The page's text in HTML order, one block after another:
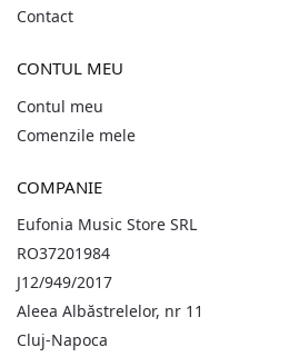
Contact
CONTUL MEU
Contul meu
Comenzile mele
COMPANIE
Eufonia Music Store SRL
RO37201984
J12/949/2017
Aleea Albăstrelelor, nr 11
Cluj-Napoca